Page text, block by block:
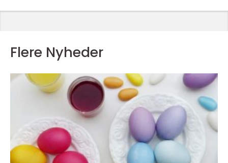
Flere Nyheder